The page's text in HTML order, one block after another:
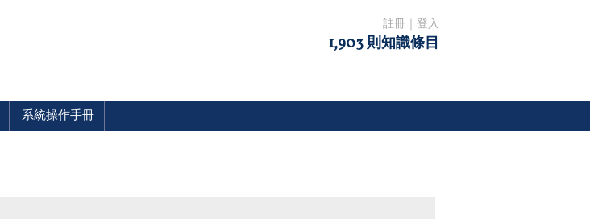
註冊 登入
1,903 則知識條目
系統操作手冊